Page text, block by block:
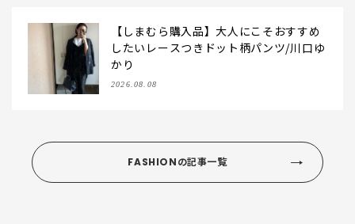
【しまむら購入品】大人にこそおすすめ
したいレースつきドット柄パンツ/川口ゆ
かり
2026.08.08
FASHIONの記事一覧